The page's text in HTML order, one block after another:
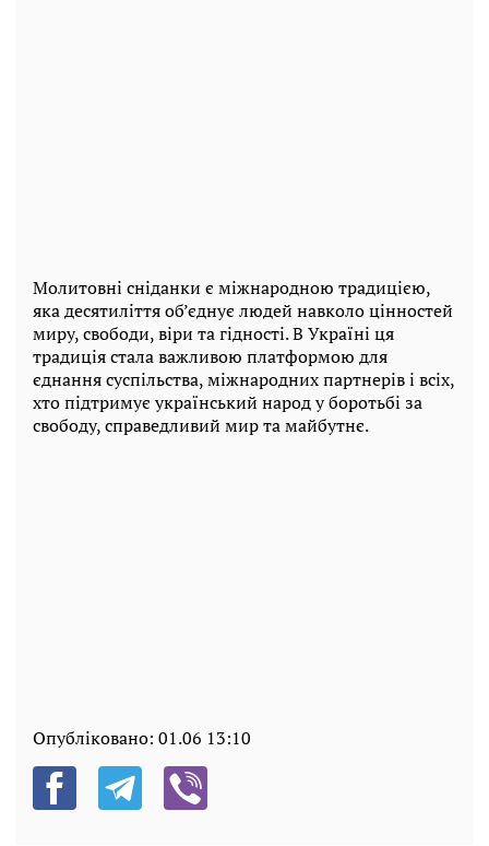
Молитовні сніданки є міжнародною традицією,
яка десятиліття об’єднує людей навколо цінностей
миру, свободи, віри та гідності. В Україні ця
традиція стала важливою платформою для
єднання суспільства, міжнародних партнерів і всіх,
хто підтримує український народ у боротьбі за
свободу, справедливий мир та майбутнє.
Опубліковано: 01.06 13:10